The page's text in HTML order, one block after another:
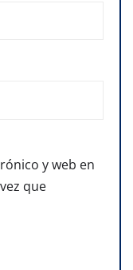
y web en
que